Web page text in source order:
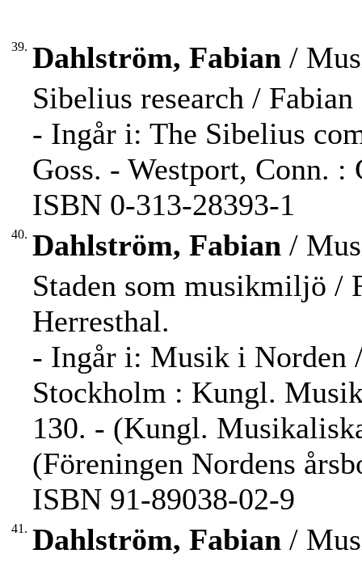
39. Dahlström, Fabian /
Sibelius research /
- Ingår i: The Sibelius
Goss. - Westport, Conn. :
ISBN 0-313-28393-1
40. Dahlström, Fabian /
Staden som musikmiljö /
Herresthal.
- Ingår i: Musik i Norden
Stockholm : Kungl.
130. - (Kungl.
(Föreningen Nordens
ISBN 91-89038-02-9
41. Dahlström, Fabian /